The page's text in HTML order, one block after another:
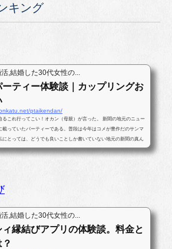
キング
,結婚した30代女性の...
ーティー体験談｜カップリングお
ptaikendan/
るこれ行ってこい！オカン（母親）が言った。 新聞の地元のニュー
載っていたパーティーである。普段は今年はコメが豊作だのサンマ
にとっては、どうでも良いことしか書いていない地元の新聞の真ん
ジに婚活パー...
,結婚した30代女性の...
ィ縁結びアプリの体験談。料金と